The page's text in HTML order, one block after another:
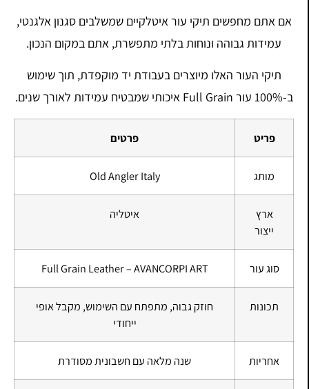
אם אתם מחפשים תיקי עור איטלקיים שמשלבים סגנון אלגנטי,
עמידות גבוהה ונוחות בלתי מתפשרת, אתם במקום הנכון.
תיקי העור האלו מיוצרים בעבודת יד מוקפדת, תוך שימוש
ב-100% עור Full Grain איכותי שמבטיח עמידות לאורך שנים.
פריט פרטים
מותג Old Angler Italy
ארץ
ייצור
איטליה
סוג עור Full Grain Leather – AVANCORPI ART
תכונות
חוזק גבוה, מתפתח עם השימוש, מקבל אופי
ייחודי
אחריות שנה מלאה עם חשבונית מסודרת